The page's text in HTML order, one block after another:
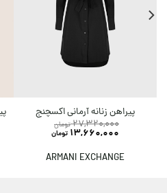
پیراهن زنانه آرمانی اکسچنج
27,320,000 تومان
13,660,000 تومان
ARMANI EXCHANGE